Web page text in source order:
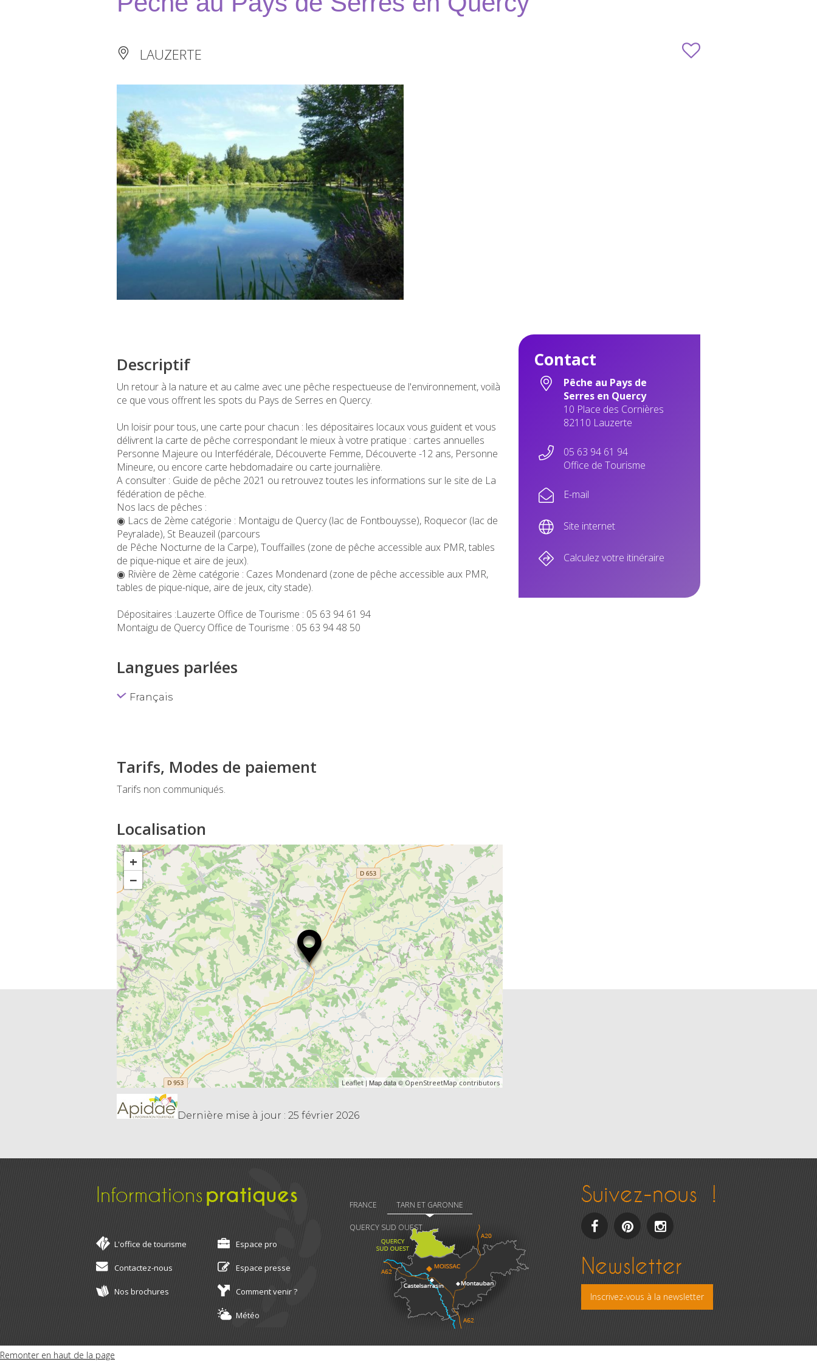
LAUZERTE
Descriptif
Un retour à la nature et au calme avec une pêche respectueuse de l'environnement, voilà
ce que vous offrent les spots du Pays de Serres en Quercy.
Un loisir pour tous, une carte pour chacun : les dépositaires locaux vous guident et vous
délivrent la carte de pêche correspondant le mieux à votre pratique : cartes annuelles
Personne Majeure ou Interfédérale, Découverte Femme, Découverte -12 ans, Personne
Mineure, ou encore carte hebdomadaire ou carte journalière.
A consulter : Guide de pêche 2021 ou retrouvez toutes les informations sur le site de La
fédération de pêche.
Nos lacs de pêches :
◉ Lacs de 2ème catégorie : Montaigu de Quercy (lac de Fontbouysse), Roquecor (lac de
Peyralade), St Beauzeil (parcours
de Pêche Nocturne de la Carpe), Touffailles (zone de pêche accessible aux PMR, tables
de pique-nique et aire de jeux).
◉ Rivière de 2ème catégorie : Cazes Mondenard (zone de pêche accessible aux PMR,
tables de pique-nique, aire de jeux, city stade).
Dépositaires :Lauzerte Office de Tourisme : 05 63 94 61 94
Montaigu de Quercy Office de Tourisme : 05 63 94 48 50
Langues parlées
Français
Tarifs, Modes de paiement
Tarifs non communiqués.
Localisation
+
−
Leaflet| Map data © OpenStreetMap contributors
Dernière mise à jour : 25 février 2026
Contact
Pêche au Pays de
Serres en Quercy
10 Place des Cornières
82110 Lauzerte
05 63 94 61 94
Office de Tourisme
E-mail
Site internet
Calculez votre itinéraire
Informationspratiques
L'office de tourisme Espace pro
Contactez-nous Espace presse
Nos brochures Comment venir ?
Météo
FRANCE TARN ET GARONNE
QUERCY SUD OUEST
Suivez-nous !
facebookpinterest
Newsletter
Inscrivez-vous à la newsletter
Remonter en haut de la page